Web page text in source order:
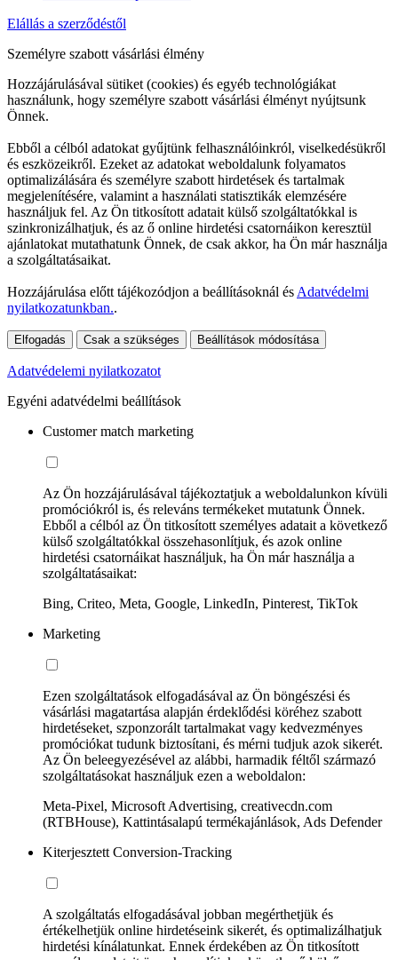
Elállás a szerződéstől
Személyre szabott vásárlási élmény
Hozzájárulásával sütiket (cookies) és egyéb technológiákat
használunk, hogy személyre szabott vásárlási élményt nyújtsunk
Önnek.
Ebből a célból adatokat gyűjtünk felhasználóinkról, viselkedésükről
és eszközeikről. Ezeket az adatokat weboldalunk folyamatos
optimalizálására és személyre szabott hirdetések és tartalmak
megjelenítésére, valamint a használati statisztikák elemzésére
használjuk fel. Az Ön titkosított adatait külső szolgáltatókkal is
szinkronizálhatjuk, és az ő online hirdetési csatornáikon keresztül
ajánlatokat mutathatunk Önnek, de csak akkor, ha Ön már használja
a szolgáltatásaikat.
Hozzájárulása előtt tájékozódjon a beállításoknál és Adatvédelmi
nyilatkozatunkban..
Elfogadás Csak a szükséges Beállítások módosítása
Adatvédelemi nyilatkozatot
Egyéni adatvédelmi beállítások
Customer match marketing
Az Ön hozzájárulásával tájékoztatjuk a weboldalunkon kívüli
promóciókról is, és releváns termékeket mutatunk Önnek.
Ebből a célból az Ön titkosított személyes adatait a következő
külső szolgáltatókkal összehasonlítjuk, és azok online
hirdetési csatornáikat használjuk, ha Ön már használja a
szolgáltatásaikat:
Bing, Criteo, Meta, Google, LinkedIn, Pinterest, TikTok
Marketing
Ezen szolgáltatások elfogadásával az Ön böngészési és
vásárlási magatartása alapján érdeklődési köréhez szabott
hirdetéseket, szponzorált tartalmakat vagy kedvezményes
promóciókat tudunk biztosítani, és mérni tudjuk azok sikerét.
Az Ön beleegyezésével az alábbi, harmadik féltől származó
szolgáltatásokat használjuk ezen a weboldalon:
Meta-Pixel, Microsoft Advertising, creativecdn.com
(RTBHouse), Kattintásalapú termékajánlások, Ads Defender
Kiterjesztett Conversion-Tracking
A szolgáltatás elfogadásával jobban megérthetjük és
értékelhetjük online hirdetéseink sikerét, és optimalizálhatjuk
hirdetési kínálatunkat. Ennek érdekében az Ön titkosított